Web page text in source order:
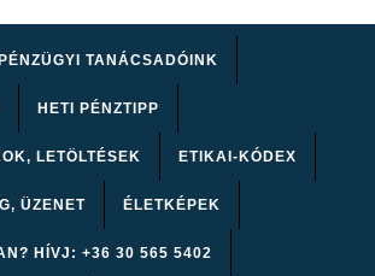
PÉNZÜGYI TANÁCSADÓINK
HETI PÉNZTIPP
LETÖLTÉSEK ETIKAI-KÓDEX
ÜZENET ÉLETKÉPEK
HÍVJ: +36 30 565 5402